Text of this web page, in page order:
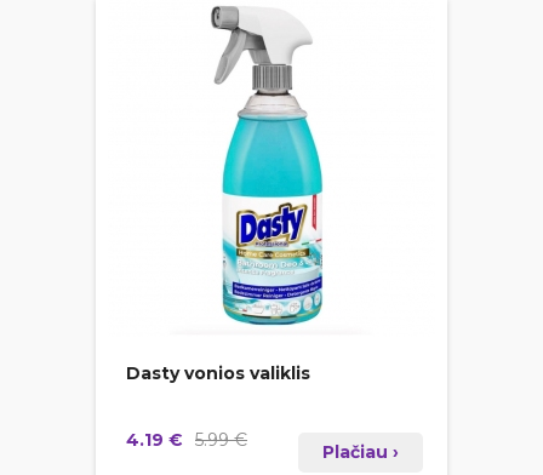
Dasty vonios valiklis
4.19 € 5.99 €
Plačiau ›